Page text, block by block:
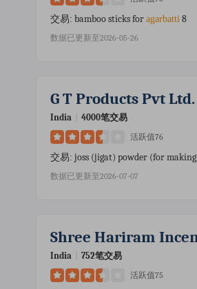
交易: bamboo sticks for agarbatti 8
数据已更新至2026-05-26
G T Products Pvt Ltd.
India 4000笔交易
活跃值76
交易: joss (jigat) powder (for making
数据已更新至2026-07-07
Shree Hariram
India 752笔交易
活跃值75